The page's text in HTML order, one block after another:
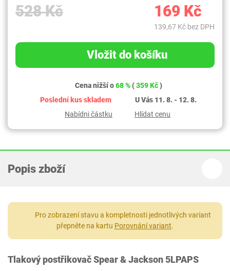
528 Kč 169 Kč
139,67 Kč bez DPH
Vložit do košíku
Cena nižší o68 %(359 Kč)
Poslední kus skladem
U Vás 11. 8. - 12. 8.
Nabídni částku
Hlídat cenu
Popis zboží
Pro zobrazení stavu a kompletnosti jednotlivých variant
přepněte na kartu Porovnání variant.
Tlakový postřikovač Spear & Jackson 5LPAPS